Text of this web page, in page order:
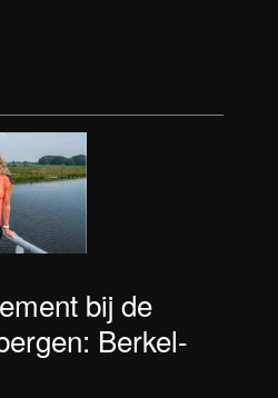
bij de
Berkel-